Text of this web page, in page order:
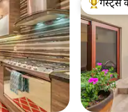
गेस्ट्स का
गेस्ट्स